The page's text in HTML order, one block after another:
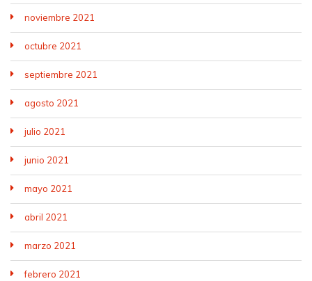
noviembre 2021
octubre 2021
septiembre 2021
agosto 2021
julio 2021
junio 2021
mayo 2021
abril 2021
marzo 2021
febrero 2021